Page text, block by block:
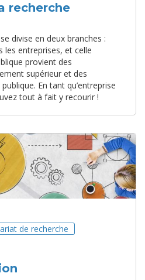
recherche
divise en deux branches :
les entreprises, et celle
provient des
supérieur et des
En tant qu’entreprise
tout à fait y recourir !
de recherche